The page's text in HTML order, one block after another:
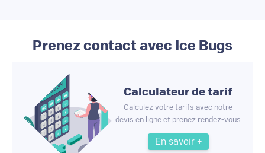
Prenez contact avec Ice Bugs
Calculateur de tarif
Calculez votre tarifs avec notre
devis en ligne et prenez rendez-vous
En savoir +